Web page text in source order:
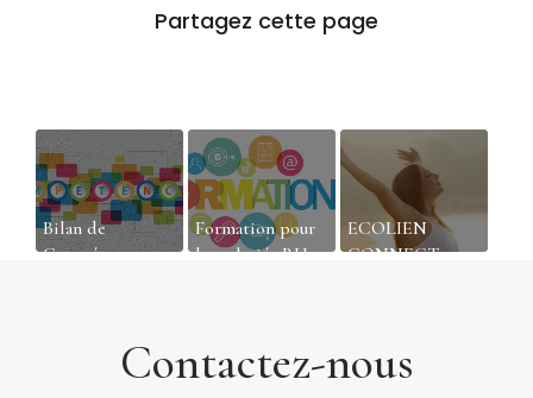
Bilan de
Compétences en
Compétences -
Ecolien Connect
Formation pour
les salariés RH
ECOLIEN
CONNECT :
développement
professionnel
Contactez-nous